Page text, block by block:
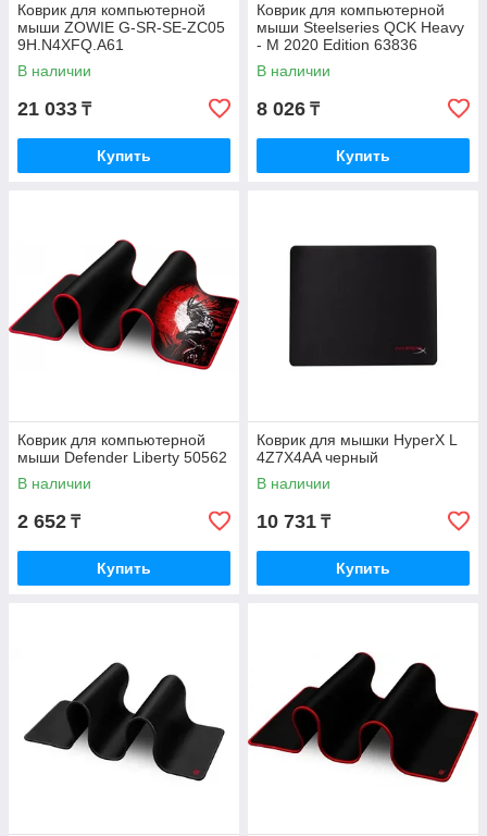
Коврик для компьютерной
мыши ZOWIE G-SR-SE-ZC05
9H.N4XFQ.A61
В наличии
21 033 ₸
Купить
Коврик для компьютерной
мыши Steelseries QCK Heavy
- M 2020 Edition 63836
В наличии
8 026 ₸
Купить
Коврик для компьютерной
мыши Defender Liberty 50562
В наличии
2 652 ₸
Купить
Коврик для мышки HyperX L
4Z7X4AA черный
В наличии
10 731 ₸
Купить